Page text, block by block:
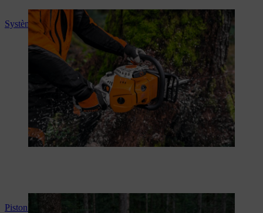
Système d'injection de STIHL
Piston en magnésium